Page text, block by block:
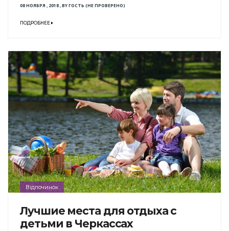
08 НОЯБРЯ , 2018,BYГОСТЬ (НЕ ПРОВЕРЕНО)
ПОДРОБНЕЕ
Відпочинок
Лучшие места для отдыха с
детьми в Черкассах